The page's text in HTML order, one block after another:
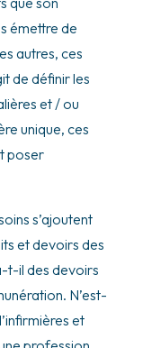
émettre de
autres, ces
de définir les
et / ou
unique, ces
poser
s’ajoutent
et devoirs des
t-il des devoirs
N’est-
et